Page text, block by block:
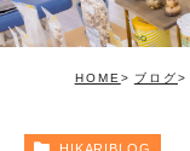
HOME ブログ